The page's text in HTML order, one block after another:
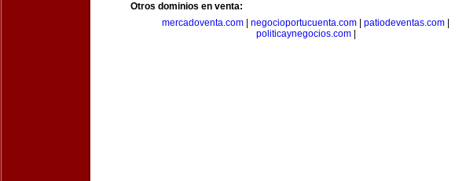
Otros dominios en venta:
mercadoventa.com
negocioportucuenta.com patiodeventas.com
politicaynegocios.com|